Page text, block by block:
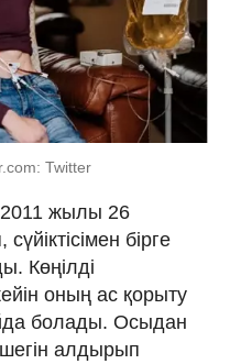
Twitter
жылы 26
бірге
Көңілді
оның ас қорыту
болады. Осыдан
алдырып